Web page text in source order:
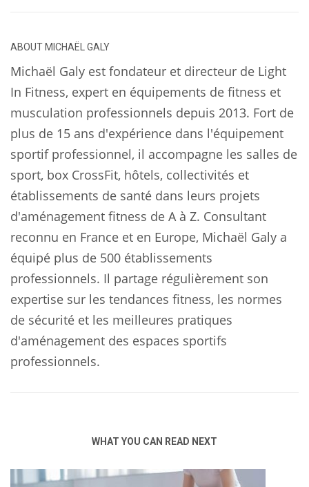
ABOUT MICHAËL GALY
Michaël Galy est fondateur et directeur de Light
In Fitness, expert en équipements de fitness et
musculation professionnels depuis 2013. Fort de
plus de 15 ans d'expérience dans l'équipement
sportif professionnel, il accompagne les salles de
sport, box CrossFit, hôtels, collectivités et
établissements de santé dans leurs projets
d'aménagement fitness de A à Z. Consultant
reconnu en France et en Europe, Michaël Galy a
équipé plus de 500 établissements
professionnels. Il partage régulièrement son
expertise sur les tendances fitness, les normes
de sécurité et les meilleures pratiques
d'aménagement des espaces sportifs
professionnels.
WHAT YOU CAN READ NEXT